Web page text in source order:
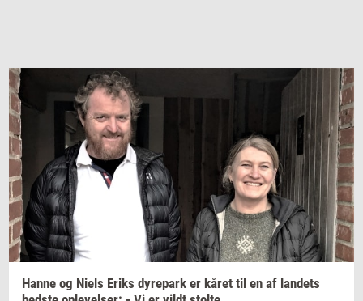
Hanne og Niels Eriks dy­re­park er kåret til en af lan­dets